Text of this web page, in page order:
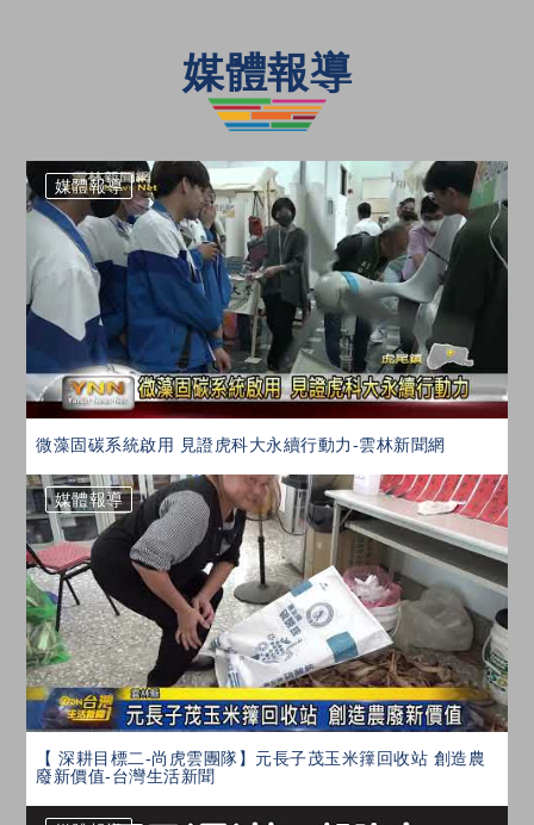
媒體報導
按鈕
媒體報導
微藻固碳系統啟用 見證虎科大永續行動力-雲林新聞網
按鈕
媒體報導
【 深耕目標二-尚虎雲團隊】元長子茂玉米籜回收站 創造農
廢新價值-台灣生活新聞